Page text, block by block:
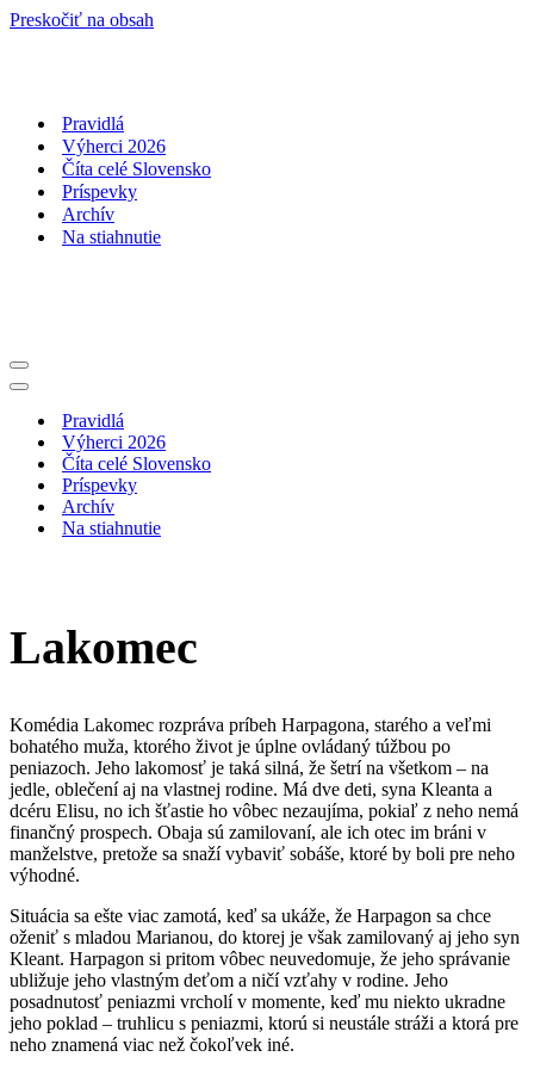
Preskočiť na obsah
Pravidlá
Výherci 2026
Číta celé Slovensko
Príspevky
Archív
Na stiahnutie
Menu
navigácie
Menu
navigáciePravidlá
Výherci 2026
Číta celé Slovensko
Príspevky
Archív
Na stiahnutie
Lakomec
Komédia Lakomec rozpráva príbeh Harpagona, starého a veľmi
bohatého muža, ktorého život je úplne ovládaný túžbou po
peniazoch. Jeho lakomosť je taká silná, že šetrí na všetkom – na
jedle, oblečení aj na vlastnej rodine. Má dve deti, syna Kleanta a
dcéru Elisu, no ich šťastie ho vôbec nezaujíma, pokiaľ z neho nemá
finančný prospech. Obaja sú zamilovaní, ale ich otec im bráni v
manželstve, pretože sa snaží vybaviť sobáše, ktoré by boli pre neho
výhodné.
Situácia sa ešte viac zamotá, keď sa ukáže, že Harpagon sa chce
oženiť s mladou Marianou, do ktorej je však zamilovaný aj jeho syn
Kleant. Harpagon si pritom vôbec neuvedomuje, že jeho správanie
ubližuje jeho vlastným deťom a ničí vzťahy v rodine. Jeho
posadnutosť peniazmi vrcholí v momente, keď mu niekto ukradne
jeho poklad – truhlicu s peniazmi, ktorú si neustále stráži a ktorá pre
neho znamená viac než čokoľvek iné.